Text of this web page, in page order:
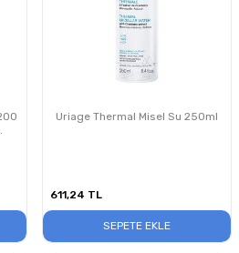
Uriage Thermal Misel Su 250ml
611,24 TL
SEPETE EKLE